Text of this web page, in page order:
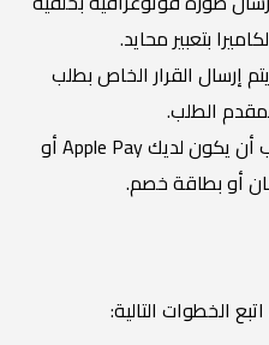
بتعبير محايد.
إرسال القرار الخاص بطلب
طرق الدفع الإلكترونية: يجب أن يكون لديك Apple Pay أو